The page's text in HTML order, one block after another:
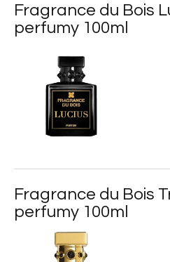
Fragrance du Bois
perfumy 100ml
Fragrance du Bois
perfumy 100ml